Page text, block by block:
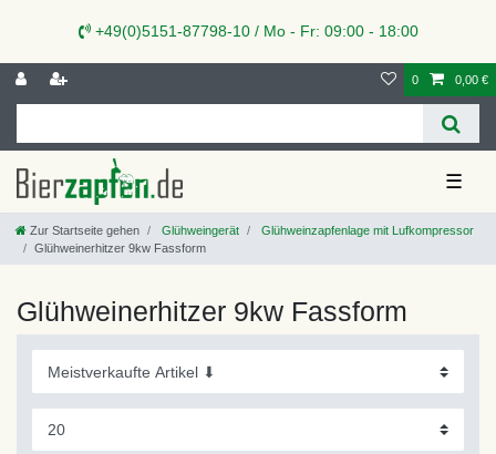
+49(0)5151-87798-10 / Mo - Fr: 09:00 - 18:00
0 0,00 €
☰
Zur Startseite gehen Glühweingerät
Glühweinzapfenlage mit Lufkompressor
Glühweinerhitzer 9kw Fassform
Glühweinerhitzer 9kw Fassform